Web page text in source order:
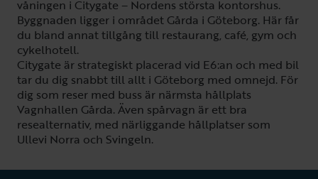
våningen i Citygate – Nordens största kontorshus.
Byggnaden ligger i området Gårda i Göteborg. Här får
du bland annat tillgång till restaurang, café, gym och
cykelhotell.
Citygate är strategiskt placerad vid E6:an och med bil
tar du dig snabbt till allt i Göteborg med omnejd. För
dig som reser med buss är närmsta hållplats
Vagnhallen Gårda. Även spårvagn är ett bra
resealternativ, med närliggande hållplatser som
Ullevi Norra och Svingeln.